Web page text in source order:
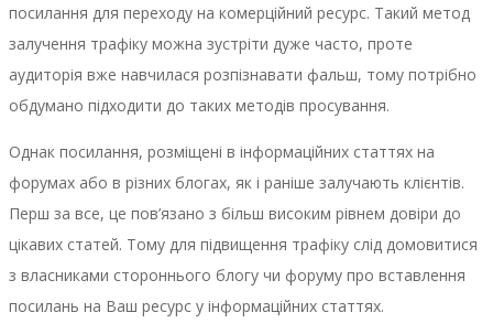
посилання для переходу на комерційний ресурс. Такий метод
залучення трафіку можна зустріти дуже часто, проте
аудиторія вже навчилася розпізнавати фальш, тому потрібно
обдумано підходити до таких методів просування.
Однак посилання, розміщені в інформаційних статтях на
форумах або в різних блогах, як і раніше залучають клієнтів.
Перш за все, це пов’язано з більш високим рівнем довіри до
цікавих статей. Тому для підвищення трафіку слід домовитися
з власниками стороннього блогу чи форуму про вставлення
посилань на Ваш ресурс у інформаційних статтях.